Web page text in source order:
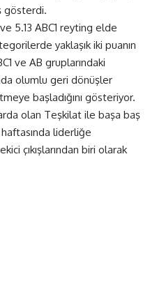
gösterdi.
5.13 ABC1 reyting elde
yaklaşık iki puanın
ve AB gruplarındaki
olumlu geri dönüşler
başladığını gösteriyor.
olan Teşkilat ile başa baş
liderliğe
çıkışlarından biri olarak